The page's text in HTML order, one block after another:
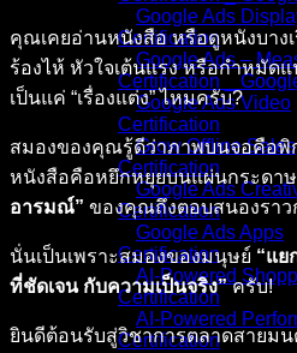
Google Ads
Certification
Google Ads –
Certification _
Google Ads Video
Certification
Grow Offline Sales
Certification
Google Ads
Certification
Google Ads Apps
Certification
AI-Powered
Certification
AI-Powered
Certification
คุณเคยอ่านหนังสือ หรือดูหนังบางเ
ร้องไห้ หัวใจเต้นแรง หรือกำหมั
เป็นแค่ “เรื่องแต่ง” ไหมครับ?
สมองของคุณรู้ดีว่าภาพบนจอคือพิ
หนังสือคือหยึกหยุยบนแผ่นกระดา
อารมณ์” ของคุณถึงตอบสนองราว
นั่นเป็นเพราะสมองของมนุษย์ “แย
ที่ชัดเจน กับความเป็นจริง”ครับ!
ยินดีต้อนรับสู่วิชาการตลาดสายมน